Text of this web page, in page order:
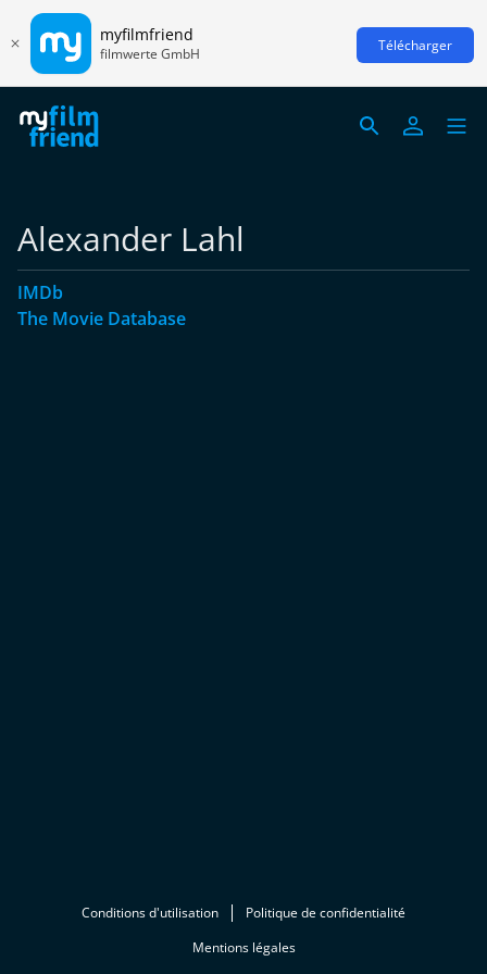
myfilmfriend
filmwerte GmbH Télécharger
Alexander Lahl
IMDb
The Movie Database
Conditions d'utilisation
Politique de confidentialité
Mentions légales